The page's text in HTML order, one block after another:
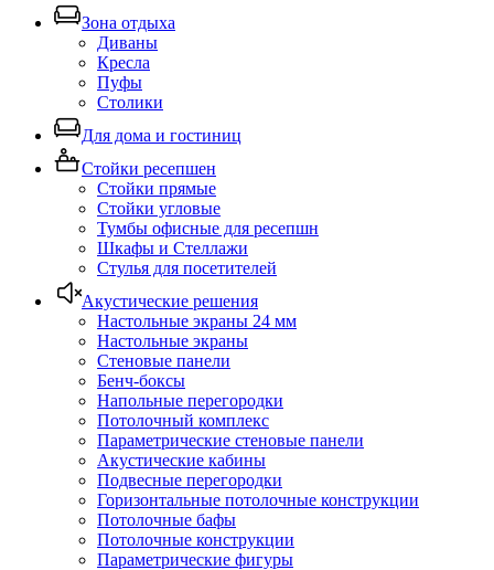
Зона отдыха
Диваны
Кресла
Пуфы
Столики
Для дома и гостиниц
Стойки ресепшен
Стойки прямые
Стойки угловые
Тумбы офисные для ресепшн
Шкафы и Стеллажи
Стулья для посетителей
Акустические решения
Настольные экраны 24 мм
Настольные экраны
Стеновые панели
Бенч-боксы
Напольные перегородки
Потолочный комплекс
Параметрические стеновые панели
Акустические кабины
Подвесные перегородки
Горизонтальные потолочные конструкции
Потолочные бафы
Потолочные конструкции
Параметрические фигуры